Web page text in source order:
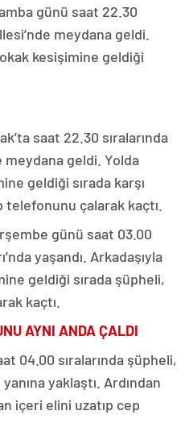
günü saat 22.30
meydana geldi.
kesişimine geldiği
saat 22.30 sıralarında
meydana geldi. Yolda
geldiği sırada karşı
çalarak kaçtı.
günü saat 03.00
yaşandı. Arkadaşıyla
geldiği sırada şüpheli,
kaçtı.
AYNI ANDA ÇALDI
04.00 sıralarında şüpheli,
yaklaştı. Ardından
içeri elini uzatıp cep